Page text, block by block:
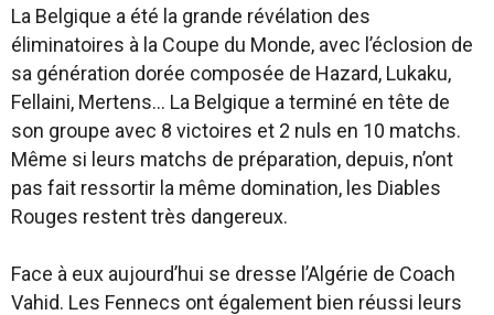
La Belgique a été la grande révélation des
éliminatoires à la Coupe du Monde, avec l’éclosion de
sa génération dorée composée de Hazard, Lukaku,
Fellaini, Mertens… La Belgique a terminé en tête de
son groupe avec 8 victoires et 2 nuls en 10 matchs.
Même si leurs matchs de préparation, depuis, n’ont
pas fait ressortir la même domination, les Diables
Rouges restent très dangereux.
Face à eux aujourd’hui se dresse l’Algérie de Coach
Vahid. Les Fennecs ont également bien réussi leurs